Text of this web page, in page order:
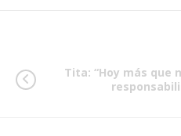
Tita: “Hoy más que